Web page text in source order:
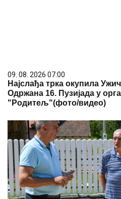
09. 08. 2026 07:00
Најслађа трка окупила
Одржана 16. Пузијада у
"Родитељ"(фото/видео)